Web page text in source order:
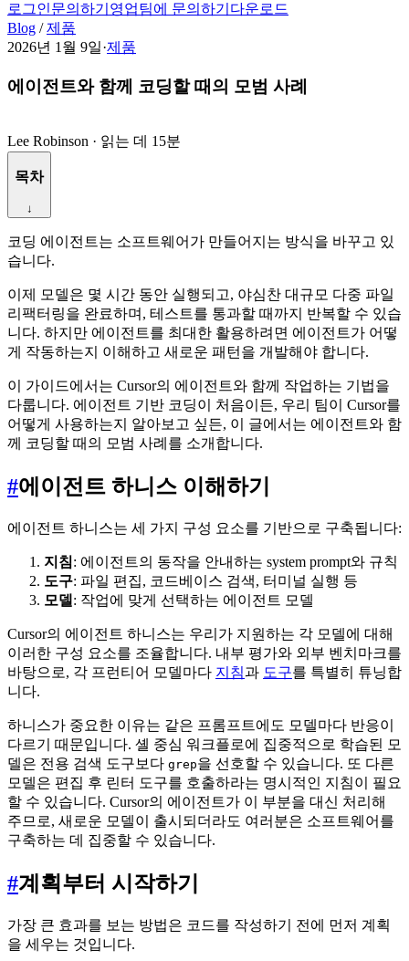
로그인문의하기 영업팀에 문의하기 다운로드
Blog / 제품
2026년 1월 9일·제품
에이전트와 함께 코딩할 때의 모범 사례
Lee Robinson · 읽는 데 15분
목차
↓
코딩 에이전트는 소프트웨어가 만들어지는 방식을 바꾸고 있
습니다.
이제 모델은 몇 시간 동안 실행되고, 야심찬 대규모 다중 파일
리팩터링을 완료하며, 테스트를 통과할 때까지 반복할 수 있습
니다. 하지만 에이전트를 최대한 활용하려면 에이전트가 어떻
게 작동하는지 이해하고 새로운 패턴을 개발해야 합니다.
이 가이드에서는 Cursor의 에이전트와 함께 작업하는 기법을
다룹니다. 에이전트 기반 코딩이 처음이든, 우리 팀이 Cursor를
어떻게 사용하는지 알아보고 싶든, 이 글에서는 에이전트와 함
께 코딩할 때의 모범 사례를 소개합니다.
#에이전트 하니스 이해하기
에이전트 하니스는 세 가지 구성 요소를 기반으로 구축됩니다:
지침: 에이전트의 동작을 안내하는 system prompt와 규칙
도구: 파일 편집, 코드베이스 검색, 터미널 실행 등
모델 : 작업에 맞게 선택하는 에이전트 모델
Cursor의 에이전트 하니스는 우리가 지원하는 각 모델에 대해
이러한 구성 요소를 조율합니다. 내부 평가와 외부 벤치마크를
바탕으로, 각 프런티어 모델마다 지침과 도구를 특별히 튜닝합
니다.
하니스가 중요한 이유는 같은 프롬프트에도 모델마다 반응이
다르기 때문입니다. 셸 중심 워크플로에 집중적으로 학습된 모
델은 전용 검색 도구보다 grep을 선호할 수 있습니다. 또 다른
모델은 편집 후 린터 도구를 호출하라는 명시적인 지침이 필요
할 수 있습니다. Cursor의 에이전트가 이 부분을 대신 처리해
주므로, 새로운 모델이 출시되더라도 여러분은 소프트웨어를
구축하는 데 집중할 수 있습니다.
#계획부터 시작하기
가장 큰 효과를 보는 방법은 코드를 작성하기 전에 먼저 계획
을 세우는 것입니다.